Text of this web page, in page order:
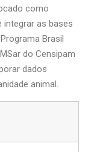
como
integrar as bases
Brasil
do Censipam
dados
animal.